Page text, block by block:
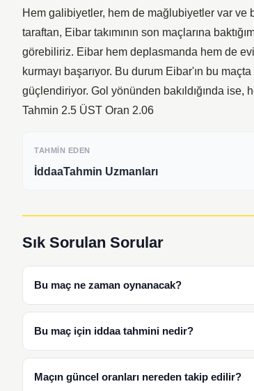
Hem galibiyetler, hem de mağlubiyetler var ve
taraftan, Eibar takımının son maçlarına
görebiliriz. Eibar hem deplasmanda hem de
kurmayı başarıyor. Bu durum Eibar'ın bu
güçlendiriyor. Gol yönünden bakıldığında ise,
Tahmin 2.5 ÜST Oran 2.06
TAHMIN EDEN
İddaaTahmin Uzmanları
Sık Sorulan Sorular
Bu maç ne zaman oynanacak?
Bu maç için iddaa tahmini nedir?
Maçın güncel oranları nereden takip edilir?